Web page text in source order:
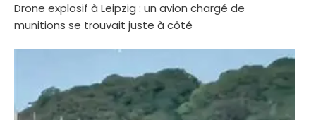
Drone explosif à Leipzig : un avion chargé de
munitions se trouvait juste à côté